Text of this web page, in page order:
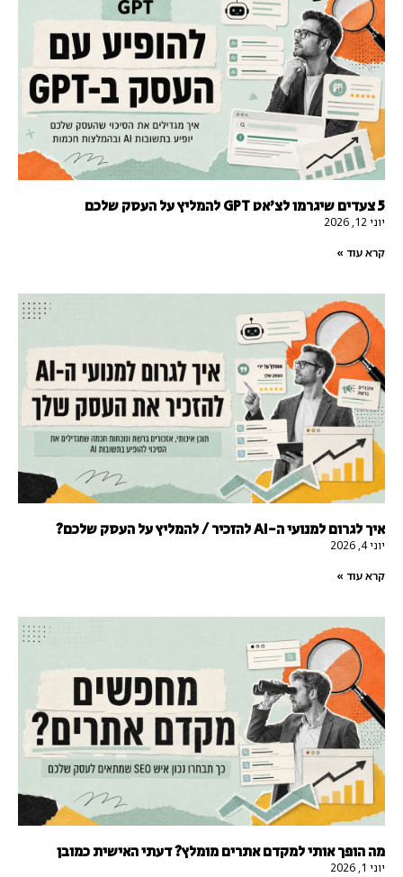
5 צעדים שיגרמו לצ'אט GPT להמליץ על העסק שלכם
יוני 12, 2026
קרא עוד »
איך לגרום למנועי ה-AI להזכיר / להמליץ על העסק שלכם?
יוני 4, 2026
קרא עוד »
מה הופך אותי למקדם אתרים מומלץ? דעתי האישית כמובן
יוני 1, 2026